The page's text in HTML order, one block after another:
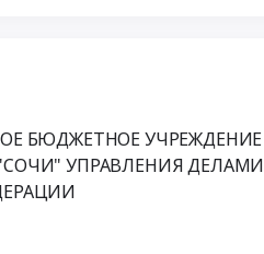
БЮДЖЕТНОЕ УЧРЕЖДЕНИЕ
УПРАВЛЕНИЯ ДЕЛАМИ